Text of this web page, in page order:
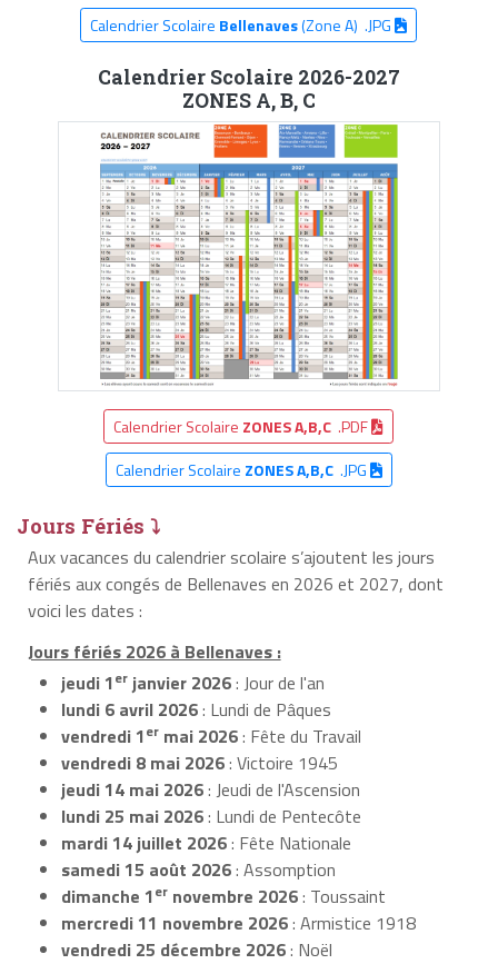
Calendrier Scolaire Bellenaves(Zone A) .JPG
Calendrier Scolaire 2026-2027
ZONES A, B, C
Calendrier Scolaire ZONES A,B,C .PDF
Calendrier Scolaire ZONES A,B,C.JPG
Jours Fériés ⤵
Aux vacances du calendrier scolaire s’ajoutent les jours
fériés aux congés de Bellenaves en 2026 et 2027, dont
voici les dates :
Jours fériés 2026 à Bellenaves :
jeudi 1er janvier 2026: Jour de l'an
lundi 6 avril 2026: Lundi de Pâques
vendredi 1er mai 2026: Fête du Travail
vendredi 8 mai 2026: Victoire 1945
jeudi 14 mai 2026: Jeudi de l'Ascension
lundi 25 mai 2026: Lundi de Pentecôte
mardi 14 juillet 2026: Fête Nationale
samedi 15 août 2026: Assomption
dimanche 1er novembre 2026: Toussaint
mercredi 11 novembre 2026: Armistice 1918
vendredi 25 décembre 2026: Noël